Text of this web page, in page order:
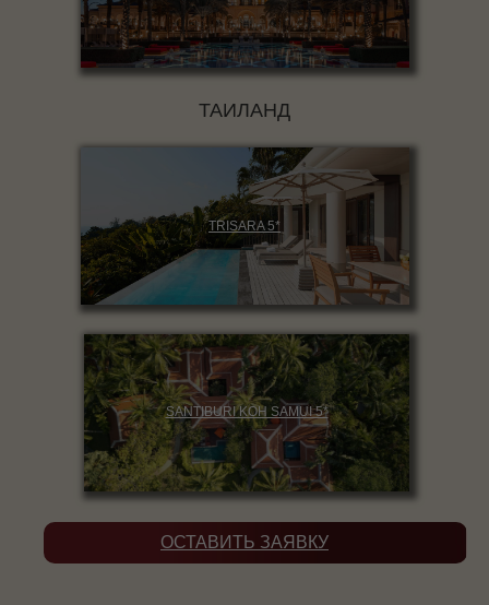
ТАИЛАНД
TRISARA 5*
ОСТАВИТЬ ЗАЯВКУ
SANTIBURI KOH SAMUI 5*